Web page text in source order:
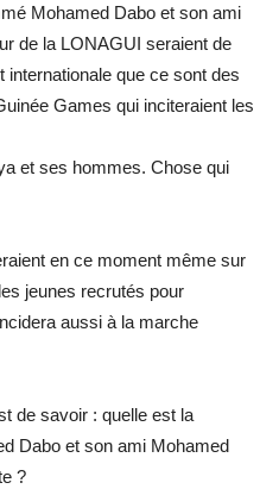
Mohamed Dabo et son ami
de la LONAGUI seraient de
internationale que ce sont des
Games qui inciteraient les
et ses hommes. Chose qui
en ce moment même sur
jeunes recrutés pour
aussi à la marche
de savoir : quelle est la
Dabo et son ami Mohamed
?